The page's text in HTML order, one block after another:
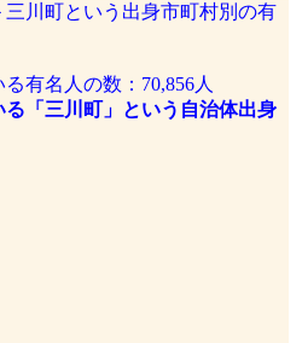
川町という出身市町村別の有
有名人の数：70,856人
「三川町」という自治体出身